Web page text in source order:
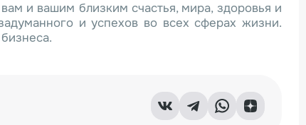
и вашим близким счастья, мира, здоровья и
и успехов во всех сферах жизни.